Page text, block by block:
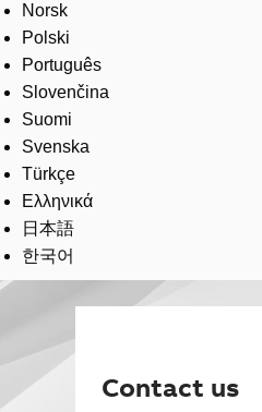
Norsk
Polski
Português
Slovenčina
Suomi
Svenska
Türkçe
Ελληνικά
日本語
한국어
Contact us